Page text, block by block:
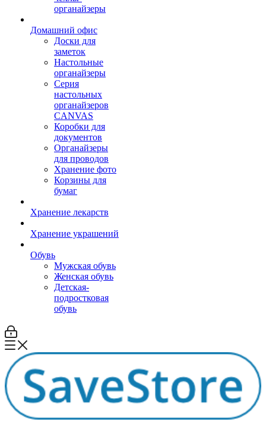
органайзеры
Домашний офис
Доски для
заметок
Настольные
органайзеры
Серия
настольных
органайзеров
CANVAS
Коробки для
документов
Органайзеры
для проводов
Хранение фото
Корзины для
бумаг
Хранение лекарств
Хранение украшений
Обувь
Мужская обувь
Женская обувь
Детская-
подростковая
обувь